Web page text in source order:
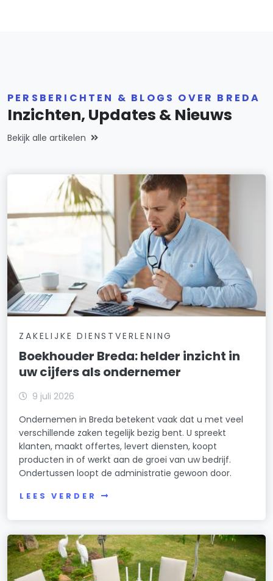
PERSBERICHTEN & BLOGS OVER BREDA
Inzichten, Updates & Nieuws
Bekijk alle artikelen
ZAKELIJKE DIENSTVERLENING
Boekhouder Breda: helder inzicht in
uw cijfers als ondernemer
9 juli 2026
Ondernemen in Breda betekent vaak dat u met veel
verschillende zaken tegelijk bezig bent. U spreekt
klanten, maakt offertes, levert diensten, koopt
producten in of werkt aan de groei van uw bedrijf.
Ondertussen loopt de administratie gewoon door.
LEES VERDER